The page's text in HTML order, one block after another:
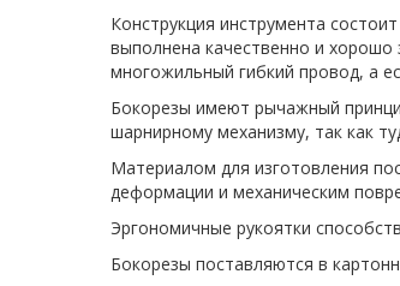
Конструкция инструмента
выполнена качественно и хорошо
многожильный гибкий провод, а
Бокорезы имеют рычажный
шарнирному механизму, так как
Материалом для изготовления
деформации и механическим
Эргономичные рукоятки
Бокорезы поставляются в